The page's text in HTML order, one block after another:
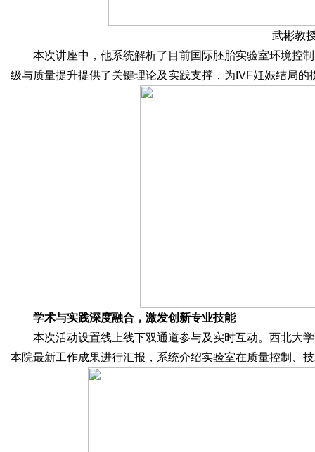
武彬教
本次讲座中，他系统解析了目前国际胚胎实验室环境控
级与质量提升提供了关键理论及实践支撑，为IVF妊娠结局的
学术与实践深度融合，激发创新专业技能
本次活动设置线上线下双通道参与及实时互动。西北大
本院最新工作成果进行汇报，系统介绍实验室在质量控制、